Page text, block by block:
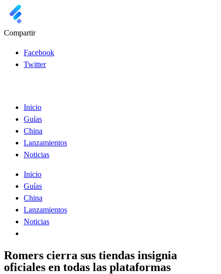
Compartir
Facebook
Twitter
Inicio
Guías
China
Lanzamientos
Noticias
Inicio
Guías
China
Lanzamientos
Noticias
Romers cierra sus tiendas insignia
oficiales en todas las plataformas